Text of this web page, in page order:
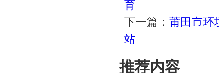
育
下一篇： 莆田市环
站
推荐内容